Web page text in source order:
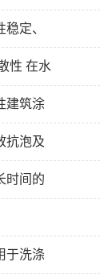
定、
性 在水
建筑涂
抗泡及
时间的
于洗涤